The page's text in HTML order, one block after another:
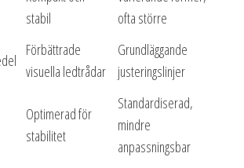
stabil
ofta större
Förbättrade
visuella ledtrådar
Grundläggande
justeringslinjer
Optimerad för
stabilitet
Standardiserad,
mindre
anpassningsbar